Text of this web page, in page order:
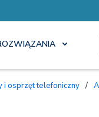
i osprzęt telefoniczny /